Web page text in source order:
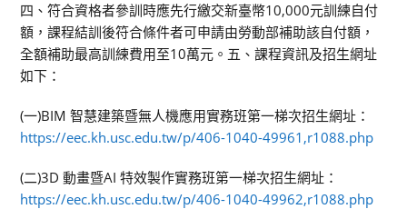
四、符合資格者參訓時應先行繳交新臺幣10,000元訓練自付
額，課程結訓後符合條件者可申請由勞動部補助該自付額，
全額補助最高訓練費用至10萬元。五、課程資訊及招生網址
如下：
(一)BIM 智慧建築暨無人機應用實務班第一梯次招生網址：
https://eec.kh.usc.edu.tw/p/406-1040-49961,r1088.php
(二)3D 動畫暨AI 特效製作實務班第一梯次招生網址：
https://eec.kh.usc.edu.tw/p/406-1040-49962,r1088.php